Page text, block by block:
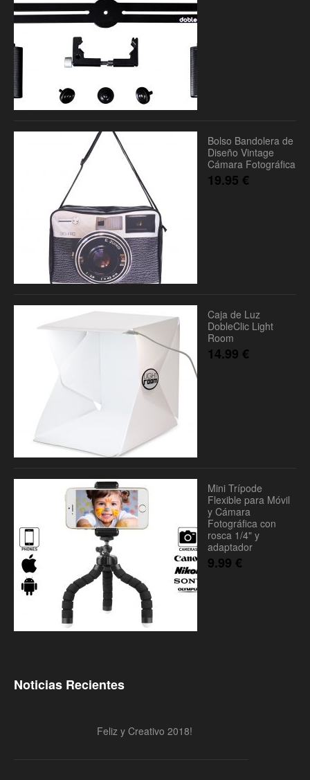
Bolso Bandolera de
Diseño Vintage
Cámara Fotográfica
19.95 €
Caja de Luz
DobleClic Light
Room
14.99 €
Mini Trípode
Flexible para Móvil
y Cámara
Fotográfica con
rosca 1/4" y
adaptador
9.99 €
Noticias Recientes
Feliz y Creativo 2018!